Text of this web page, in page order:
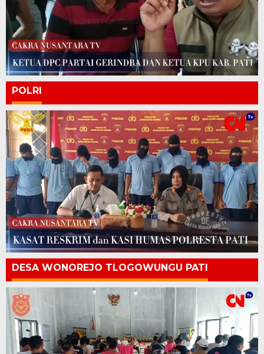
POLRI
DESA WONOREJO TLOGOWUNGU PATI